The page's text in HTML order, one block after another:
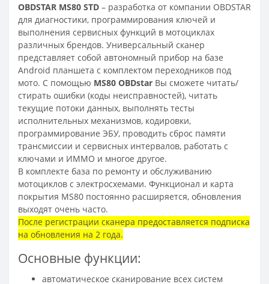
OBDSTAR MS80 STD – разработка от компании OBDSTAR
для диагностики, программирования ключей и
выполнения сервисных функций в мотоциклах
различных брендов. Универсальный сканер
представляет собой автономный прибор на базе
Android планшета с комплектом переходников под
мото. С помощью MS80 OBDstar Вы сможете читать/
стирать ошибки (коды неисправностей), читать
текущие потоки данных, выполнять тесты
исполнительных механизмов, кодировки,
программирование ЭБУ, проводить сброс памяти
трансмиссии и сервисных интервалов, работать с
ключами и ИММО и многое другое.
В комплекте база по ремонту и обслуживанию
мотоциклов с электросхемами. Функционал и карта
покрытия MS80 постоянно расширяется, обновления
выходят очень часто.
После регистрации сканера предоставляется подписка
на обновления на 2 года.
Основные функции:
автоматическое сканирование всех систем